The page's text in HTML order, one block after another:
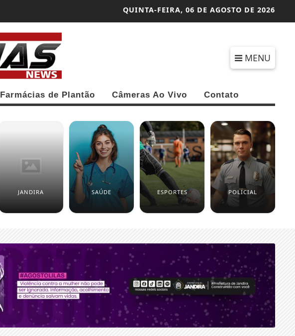
QUINTA-FEIRA, 06 DE AGOSTO DE 2026
MENU
Farmácias de Plantão Câmeras Ao Vivo Contato
JANDIRA SAÚDE ESPORTES POLICIAL